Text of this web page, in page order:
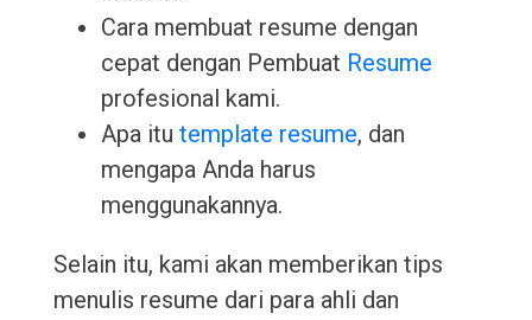
Cara membuat resume dengan
cepat dengan Pembuat Resume
profesional kami.
Apa itu template resume, dan
mengapa Anda harus
menggunakannya.
Selain itu, kami akan memberikan tips
menulis resume dari para ahli dan